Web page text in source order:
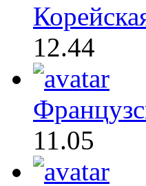
12.44
11.05